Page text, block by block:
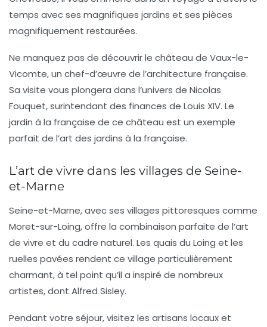
temps avec ses magnifiques jardins et ses pièces
magnifiquement restaurées.
Ne manquez pas de découvrir le château de Vaux-le-
Vicomte, un chef-d’œuvre de l’architecture française.
Sa visite vous plongera dans l’univers de Nicolas
Fouquet, surintendant des finances de Louis XIV. Le
jardin à la française de ce château est un exemple
parfait de l’art des jardins à la française.
L’art de vivre dans les villages de Seine-
et-Marne
Seine-et-Marne, avec ses villages pittoresques comme
Moret-sur-Loing, offre la combinaison parfaite de l’art
de vivre et du cadre naturel. Les quais du Loing et les
ruelles pavées rendent ce village particulièrement
charmant, à tel point qu’il a inspiré de nombreux
artistes, dont Alfred Sisley.
Pendant votre séjour, visitez les artisans locaux et